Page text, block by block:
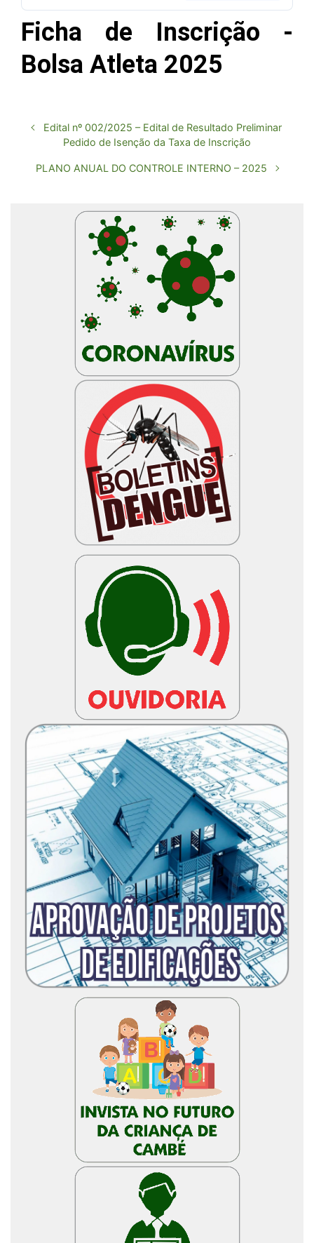
Ficha de Inscrição -
Bolsa Atleta 2025
Edital nº 002/2025 – Edital de Resultado Preliminar
Pedido de Isenção da Taxa de Inscrição
PLANO ANUAL DO CONTROLE INTERNO – 2025